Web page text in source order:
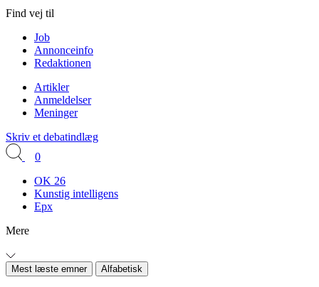
Find vej til
Job
Annonceinfo
Redaktionen
Artikler
Anmeldelser
Meninger
Skriv et debatindlæg
0
OK 26
Kunstig intelligens
Epx
Mere
Mest læste emner Alfabetisk